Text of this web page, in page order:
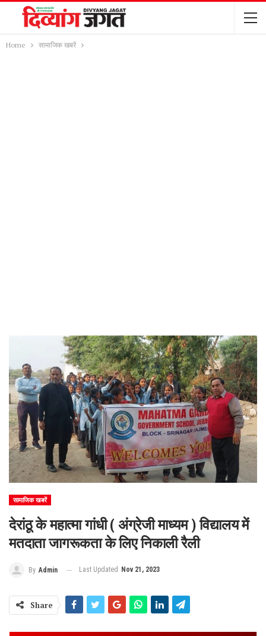
Home सामाजिक खबरें
सामाजिक खबरें
देरांठू के महात्मा गांधी ( अंग्रेजी माध्यम ) विद्यालय में
मतदाता जागरूकता के लिए निकाली रैली
By Admin Last Updated Nov 21, 2023
Share